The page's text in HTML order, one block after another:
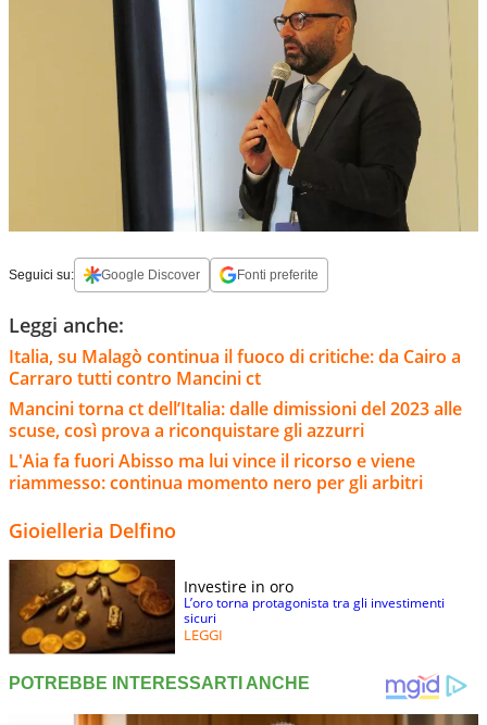
Seguici su: Google Discover Fonti preferite
Leggi anche:
Italia, su Malagò continua il fuoco di critiche: da Cairo a
Carraro tutti contro Mancini ct
Mancini torna ct dell’Italia: dalle dimissioni del 2023 alle
scuse, così prova a riconquistare gli azzurri
L'Aia fa fuori Abisso ma lui vince il ricorso e viene
riammesso: continua momento nero per gli arbitri
Gioielleria Delfino
Investire in oro
L’oro torna protagonista tra gli investimenti
sicuri
LEGGI